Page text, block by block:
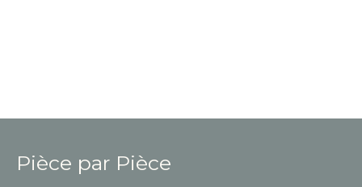
Pièce par Pièce